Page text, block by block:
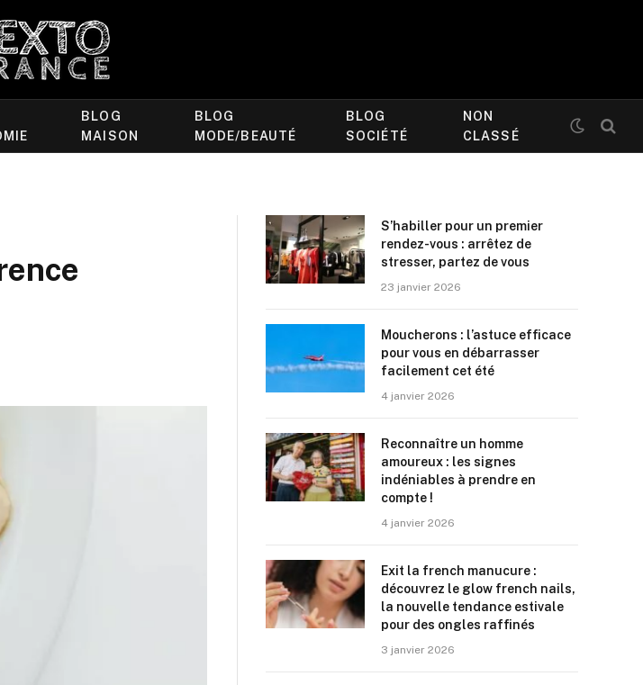
BLOG
MAISON
BLOG
MODE/BEAUTÉ
BLOG
SOCIÉTÉ
NON
CLASSÉ
S’habiller pour un premier
rendez-vous : arrêtez de
stresser, partez de vous
23 janvier 2026
Moucherons : l’astuce efficace
pour vous en débarrasser
facilement cet été
4 janvier 2026
Reconnaître un homme
amoureux : les signes
indéniables à prendre en
compte !
4 janvier 2026
Exit la french manucure :
découvrez le glow french nails,
la nouvelle tendance estivale
pour des ongles raffinés
3 janvier 2026